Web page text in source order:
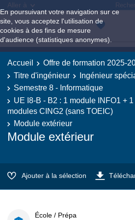
En poursuivant votre navigation sur ce
site, vous acceptez l'utilisation de
cookies à des fins de mesure
d'audience (statistiques anonymes).
Aller à
Accueil
Offre de formation 2025-
Titre d'ingénieur
Ingénieur
Semestre 8 - Informatique
UE I8-B - B2 : 1 module INFO1 +
modules CING2 (sans TOEIC)
Module extérieur
Module extérieur
Ajouter à la sélection
École / Prépa